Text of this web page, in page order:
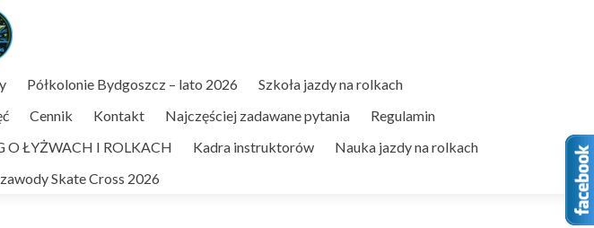
Półkolonie Bydgoszcz – lato 2026
Szkoła jazdy na rolkach
Cennik Kontakt Najczęściej zadawane pytania
Regulamin
O ŁYŻWACH I ROLKACH Kadra instruktorów
Nauka jazdy na rolkach
Skate Cross 2026